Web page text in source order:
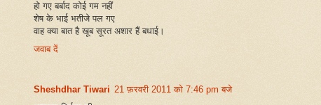
हो गए बर्बाद कोई गम नहीं
शेष के भाई भतीजे पल गए
वाह क्या बात है खूब सूरत अशार हैं बधाई।
जवाब दें
Sheshdhar Tiwari 21 फ़रवरी 2011 को 7:46 pm बजे